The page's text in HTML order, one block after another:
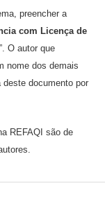
preencher a
com Licença de
O autor que
nome dos demais
documento por
REFAQI são de